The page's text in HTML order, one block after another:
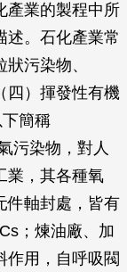
產業的製程中所
述。石化產業常
污染物、
四）揮發性有機
簡稱
污染物，對人
業，其各種氧
件軸封處，皆有
；煉油廠、加
作用，自呼吸閥